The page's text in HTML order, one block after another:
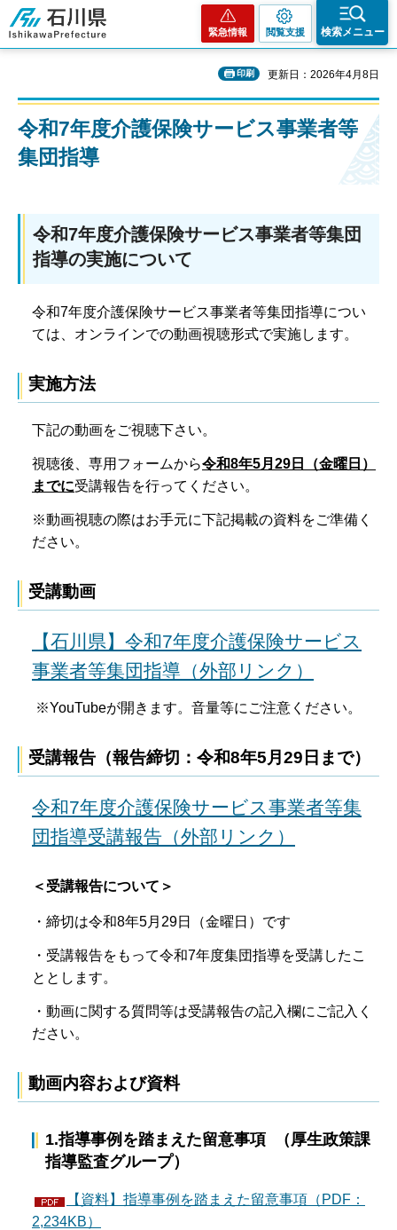
石川県
緊急情報 閲覧支援 検索メニュー
印刷 更新日：2026年4月8日
令和7年度介護保険サービス事業者等
集団指導
令和7年度介護保険サービス事業者等集団
指導の実施について
令和7年度介護保険サービス事業者等集団指導につい
ては、オンラインでの動画視聴形式で実施します。
実施方法
下記の動画をご視聴下さい。
視聴後、専用フォームから令和8年5月29日（金曜日）
までに受講報告を行ってください。
※動画視聴の際はお手元に下記掲載の資料をご準備く
ださい。
受講動画
【石川県】令和7年度介護保険サービス
事業者等集団指導（外部リンク）
※YouTubeが開きます。音量等にご注意ください。
受講報告（報告締切：令和8年5月29日まで）
令和7年度介護保険サービス事業者等集
団指導受講報告（外部リンク）
＜受講報告について＞
・締切は令和8年5月29日（金曜日）です
・受講報告をもって令和7年度集団指導を受講したこ
ととします。
・動画に関する質問等は受講報告の記入欄にご記入く
ださい。
動画内容および資料
1.指導事例を踏まえた留意事項 （厚生政策課
指導監査グループ）
【資料】指導事例を踏まえた留意事項（PDF：
2,234KB）